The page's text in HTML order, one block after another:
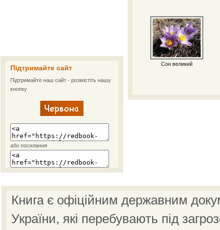
Підтримайте сайт
Підтримайте наш сайт - розмістіть нашу
кнопку
або посилання
Сон великий
Книга є офіційним державним
України, які перебувають під